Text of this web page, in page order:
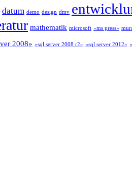
datum demo design dmv
mathematik microsoft «ms press»
2008» «sql server 2008 r2» «sql server 2012»